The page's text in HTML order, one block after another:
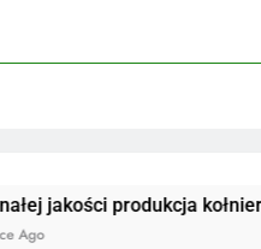
produkcja kołnierzy do rur